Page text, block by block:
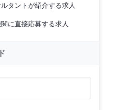
タントが紹介する求人
に直接応募する求人